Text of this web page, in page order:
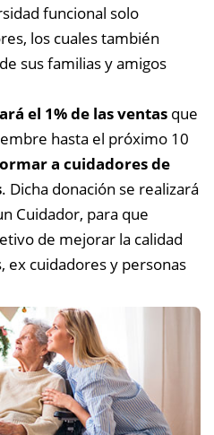
funcional solo
los cuales también
sus familias y amigos
el 1% de las ventas que
hasta el próximo 10
a cuidadores de
. Dicha donación se realizará
Cuidador, para que
de mejorar la calidad
ex cuidadores y personas